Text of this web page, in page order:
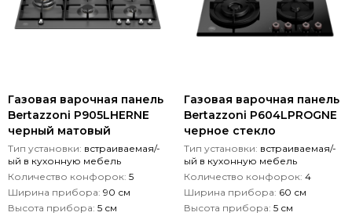
Газовая варочная панель
Bertazzoni P905LHERNE
черный матовый
Тип установки: встраиваемая/-
ый в кухонную мебель
Количество конфорок: 5
Ширина прибора: 90 см
Высота прибора: 5 см
Газовая варочная панель
Bertazzoni P604LPROGNE
черное стекло
Тип установки: встраиваемая/-
ый в кухонную мебель
Количество конфорок: 4
Ширина прибора: 60 см
Высота прибора: 5 см